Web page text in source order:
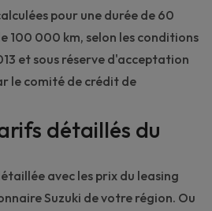
pour une durée de 60
100 000 km, selon les conditions
et sous réserve d'acceptation
le comité de crédit de
détaillés du
avec les prix du leasing
Suzuki de votre région. Ou